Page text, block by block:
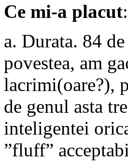
Ce mi-a placut:
a. Durata. 84
povestea, am
lacrimi(oare?),
de genul asta
inteligentei
”fluff”